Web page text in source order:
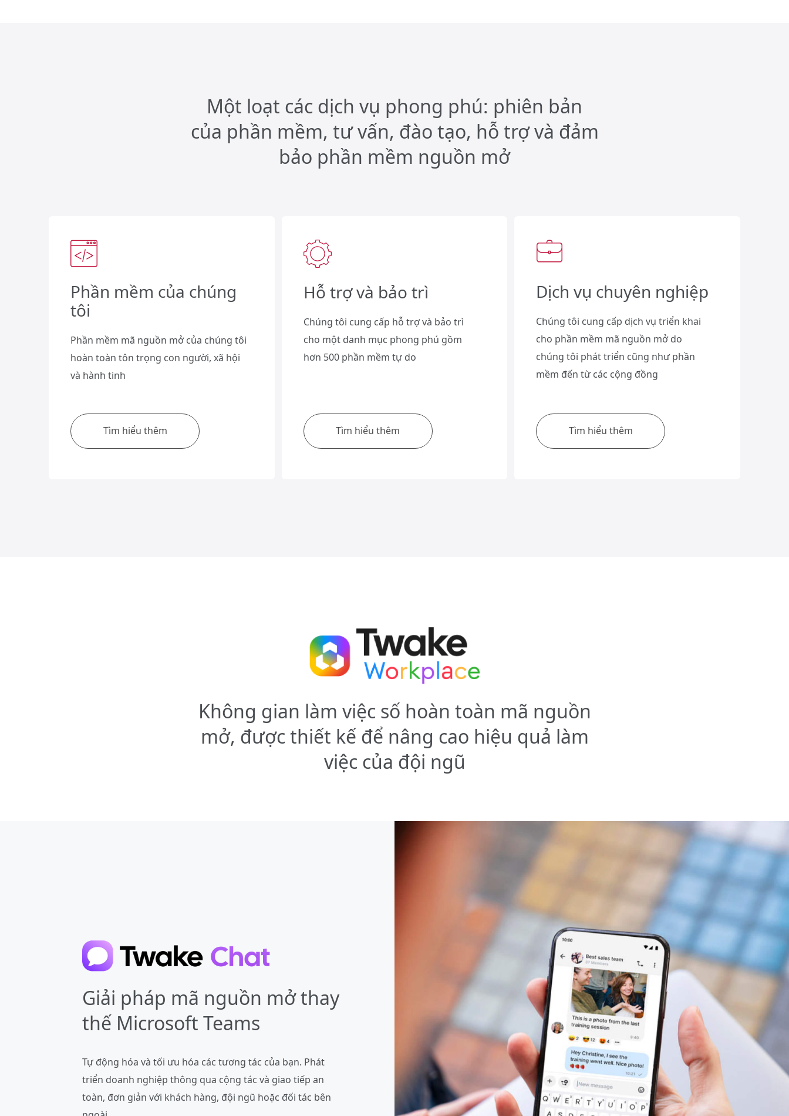
Một loạt các dịch vụ phong phú: phiên bản
của phần mềm, tư vấn, đào tạo, hỗ trợ và đảm
bảo phần mềm nguồn mở
Phần mềm của chúng
tôi
Phần mềm mã nguồn mở của chúng tôi
hoàn toàn tôn trọng con người, xã hội
và hành tinh
Tìm hiểu thêm
Hỗ trợ và bảo trì
Chúng tôi cung cấp hỗ trợ và bảo trì
cho một danh mục phong phú gồm
hơn 500 phần mềm tự do
Tìm hiểu thêm
Dịch vụ chuyên nghiệp
Chúng tôi cung cấp dịch vụ triển khai
cho phần mềm mã nguồn mở do
chúng tôi phát triển cũng như phần
mềm đến từ các cộng đồng
Tìm hiểu thêm
Không gian làm việc số hoàn toàn mã nguồn
mở, được thiết kế để nâng cao hiệu quả làm
việc của đội ngũ
Giải pháp mã nguồn mở thay
thế Microsoft Teams
Tự động hóa và tối ưu hóa các tương tác của bạn. Phát
triển doanh nghiệp thông qua cộng tác và giao tiếp an
toàn, đơn giản với khách hàng, đội ngũ hoặc đối tác bên